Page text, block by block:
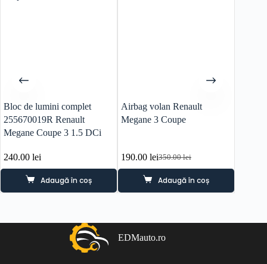
Bloc de lumini complet
255670019R Renault
Megane Coupe 3 1.5 DCi
240.00 lei
Adaugă în coș
Airbag volan Renault
Megane 3 Coupe
350.00lei
Prețul
a
fost:
190.00leiPrețul
este:
190.00 lei.
Adaugă în coș
EDMauto.ro